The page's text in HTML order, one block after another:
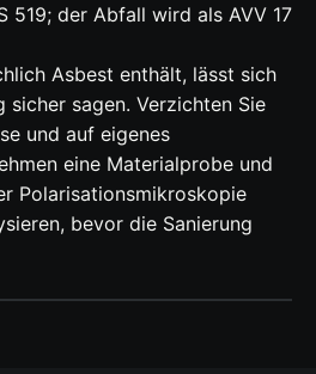
519; der Abfall wird als AVV 17
Asbest enthält, lässt sich
sagen. Verzichten Sie
und auf eigenes
eine Materialprobe und
Polarisationsmikroskopie
bevor die Sanierung